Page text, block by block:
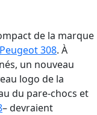
de la marque
Peugeot 308. À
un nouveau
logo de la
du pare-chocs et
–devraient